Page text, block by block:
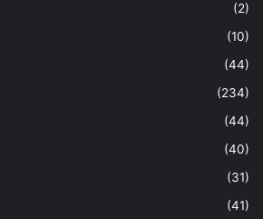
(2)
(10)
(44)
(234)
(44)
(40)
(31)
(41)